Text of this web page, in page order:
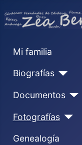
Mi familia
Biografías
Documentos
Fotografías
Genealogía